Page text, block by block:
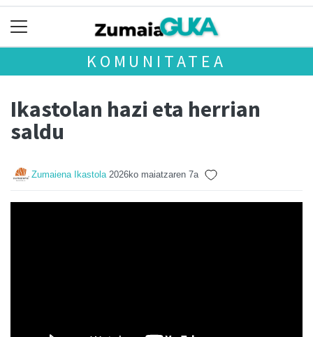
KOMUNITATEA
Ikastolan hazi eta herrian
saldu
Zumaiena Ikastola 2026ko maiatzaren 7a